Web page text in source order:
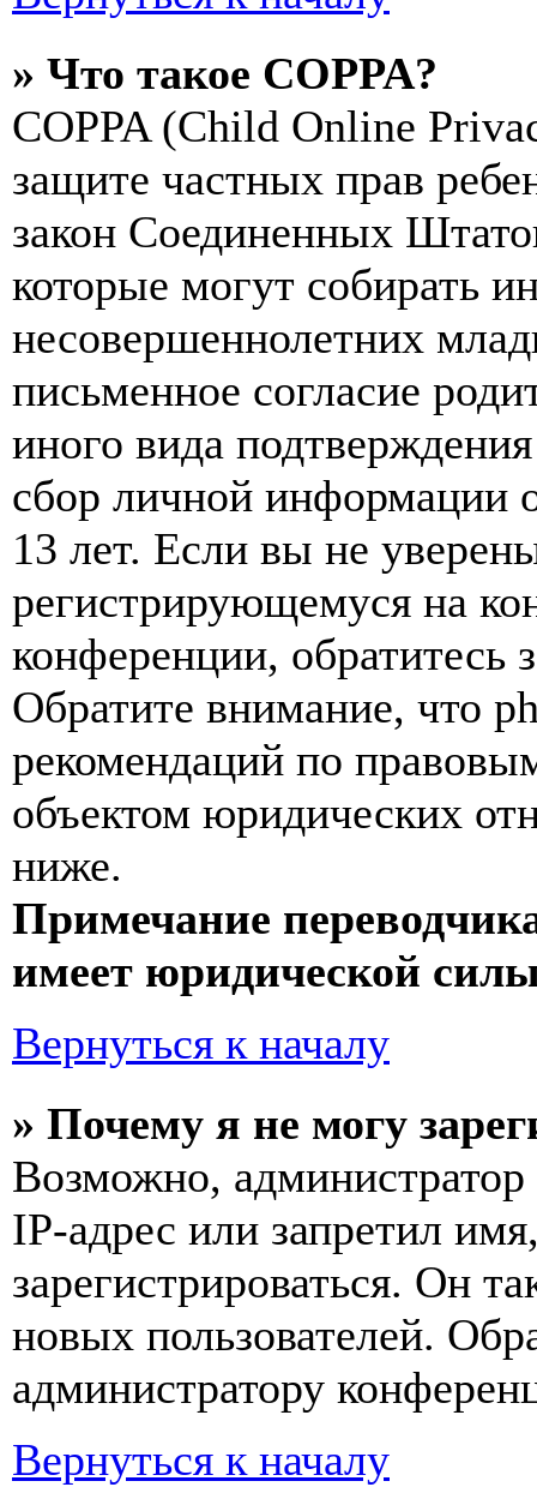
» Что такое COPPA?
COPPA (Child Online
защите частных прав
закон Соединенных
которые могут собирать
несовершеннолетних
письменное согласие
иного вида
сбор личной информации
13 лет. Если вы не
регистрирующемуся на
конференции, обратитесь
Обратите внимание, что
рекомендаций по
объектом юридических
ниже.
Примечание
имеет юридической
Вернуться к началу
» Почему я не могу
Возможно,
IP-адрес или запретил
зарегистрироваться. Он
новых пользователей.
администратору
Вернуться к началу